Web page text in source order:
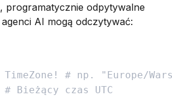
programatycznie odpytywalne
AI mogą odczytywać:
TimeZone ! # np . " Europe/
# Bieżący czas
UTC